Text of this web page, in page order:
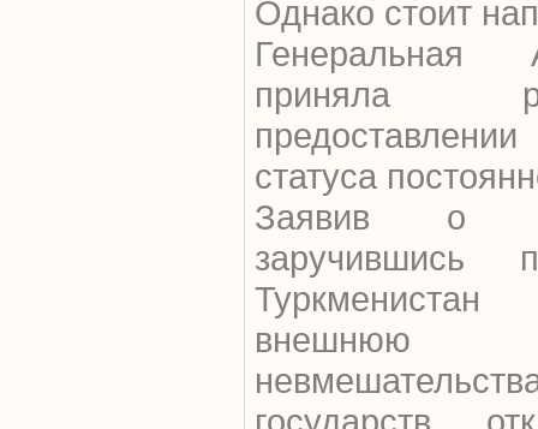
Однако стоит
приняла
статуса
Заявив о
заручившись